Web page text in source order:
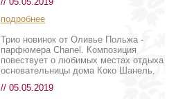
подробнее
Трио новинок от Оливье Польжа -
парфюмера Chanel. Композиция
повествует о любимых местах отдыха
основательницы дома Коко Шанель.
// 05.05.2019